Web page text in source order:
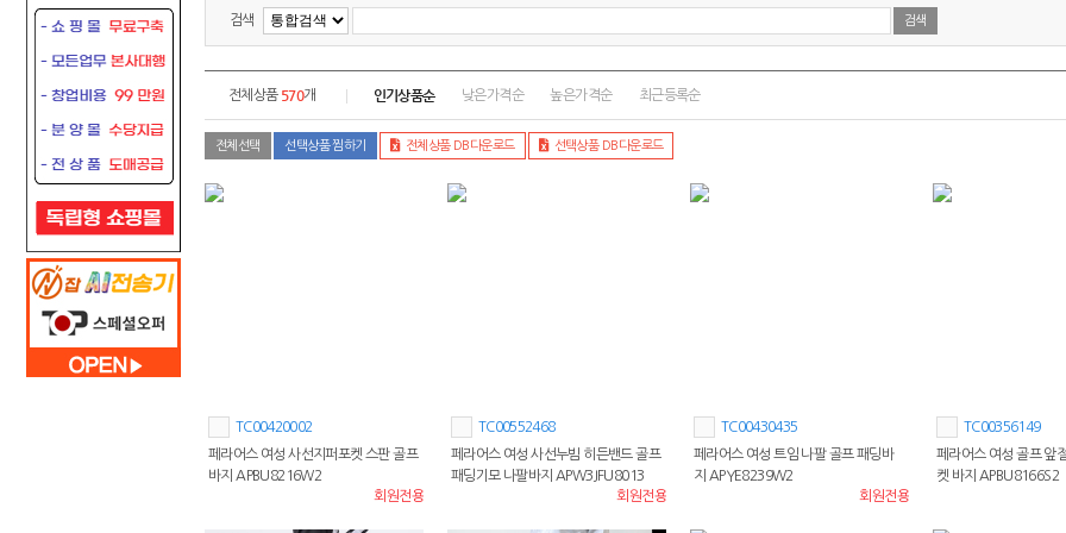
검색
전체상품 570개 인기상품순 낮은가격순 높은가격순 최근등록순
전체선택 선택상품 찜하기 전체상품 DB다운로드 선택상품 DB다운로드
TC00420002
페라어스 여성 사선지퍼포켓 스판 골프
바지 APBU8216W2
회원전용
TC00552468
페라어스 여성 사선누빔 히든밴드 골프
패딩기모 나팔바지 APW3JFU8013
회원전용
TC00430435
페라어스 여성 트임 나팔 골프 패딩바
지 APYE8239W2
회원전용
TC00356149
페라어스 여성 골프 앞
켓 바지 APBU8166S2